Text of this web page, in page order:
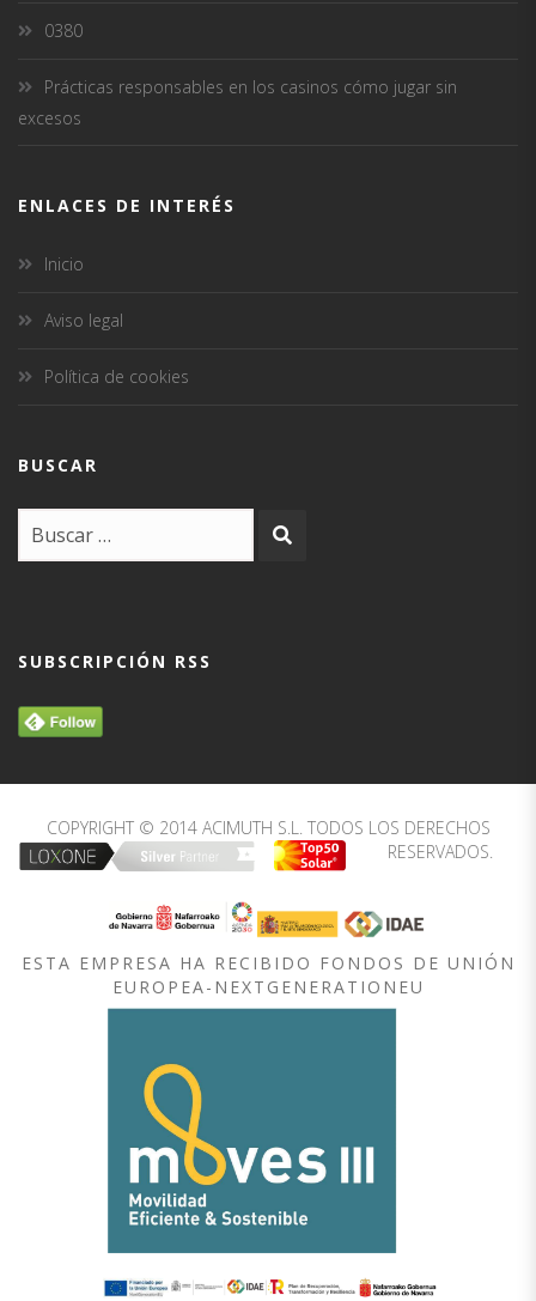
0380
Prácticas responsables en los casinos cómo jugar sin
excesos
ENLACES DE INTERÉS
Inicio
Aviso legal
Política de cookies
BUSCAR
SUBSCRIPCIÓN RSS
COPYRIGHT © 2014 ACIMUTH S.L. TODOS LOS DERECHOS
RESERVADOS.
ESTA EMPRESA HA RECIBIDO FONDOS DE UNIÓN
EUROPEA-NEXTGENERATIONEU